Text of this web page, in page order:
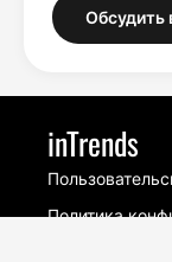
Обсудить
inTrends
Политика